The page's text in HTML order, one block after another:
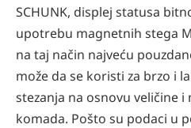
SCHUNK, displej statusa
upotrebu magnetnih stega
na taj način najveću
može da se koristi za brzo i
stezanja na osnovu veličine
komada. Pošto su podaci u